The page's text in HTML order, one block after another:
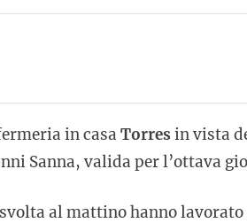
in casa Torres in vista
Sanna, valida per l’ottava
al mattino hanno